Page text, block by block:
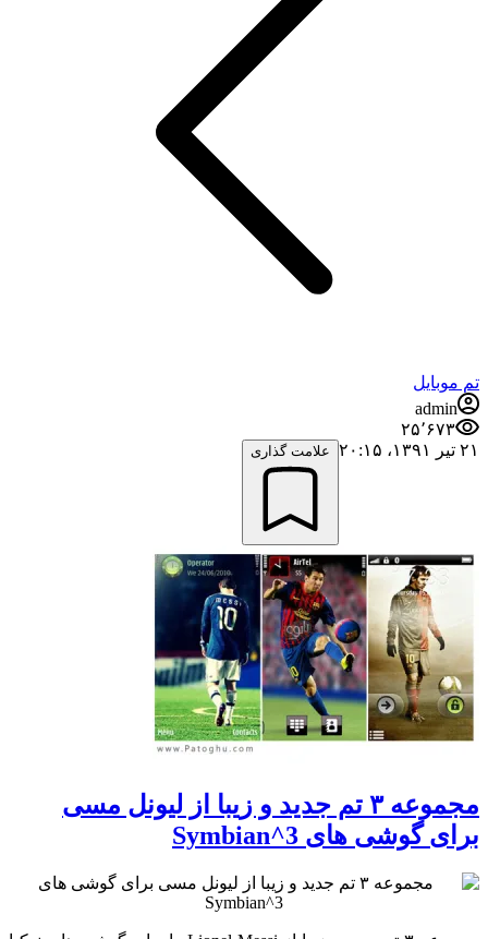
تم موبایل
admin
۲۵٬۶۷۳
۲۱ تیر ۱۳۹۱،‏ ۲۰:۱۵
علامت گذاری
مجموعه ٣ تم جدید و زیبا از لیونل مسی
برای گوشی های Symbian^3